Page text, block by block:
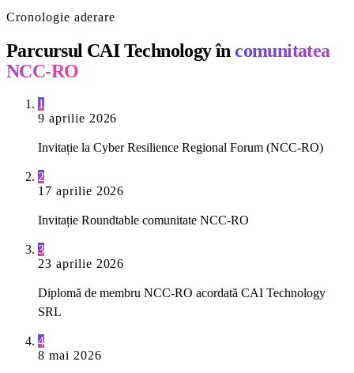
Cronologie aderare
Parcursul CAI Technology încomunitatea
NCC-RO
1
9 aprilie 2026
Invitație la Cyber Resilience Regional Forum (NCC-RO)
2
17 aprilie 2026
Invitație Roundtable comunitate NCC-RO
3
23 aprilie 2026
Diplomă de membru NCC-RO acordată CAI Technology
SRL
4
8 mai 2026